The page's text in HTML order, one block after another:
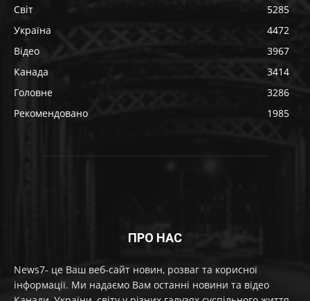
Світ
5285
Україна
4472
Відео
3967
Канада
3414
Головне
3286
Рекомендовано
1985
ПРО НАС
News7- це Ваш веб-сайт новин, розваг та корисної
інформації. Ми надаємо Вам останні новини та відео